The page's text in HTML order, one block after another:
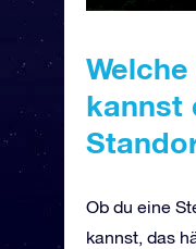
kannst
Ob du eine
kannst, das